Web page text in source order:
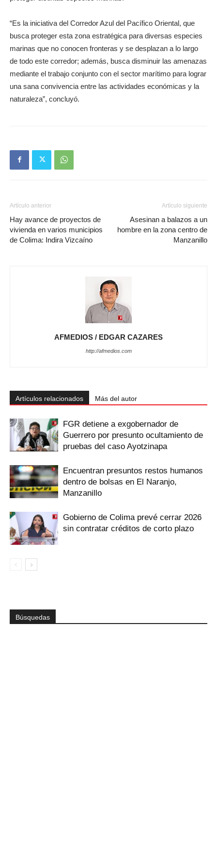
“Es la iniciativa del Corredor Azul del Pacífico Oriental, que
busca proteger esta zona estratégica para diversas especies
marinas que no conocen fronteras y se desplazan a lo largo
de todo este corredor; además, busca disminuir las amenazas
mediante el trabajo conjunto con el sector marítimo para lograr
una sana convivencia entre las actividades económicas y la
naturaleza”, concluyó.
Artículo anterior
Hay avance de proyectos de
vivienda en varios municipios
de Colima: Indira Vizcaíno
Artículo siguiente
Asesinan a balazos a un
hombre en la zona centro de
Manzanillo
AFMEDIOS / EDGAR CAZARES
http://afmedios.com
Artículos relacionados Más del autor
FGR detiene a exgobernador de
Guerrero por presunto ocultamiento de
pruebas del caso Ayotzinapa
Encuentran presuntos restos humanos
dentro de bolsas en El Naranjo,
Manzanillo
Gobierno de Colima prevé cerrar 2026
sin contratar créditos de corto plazo
Búsquedas